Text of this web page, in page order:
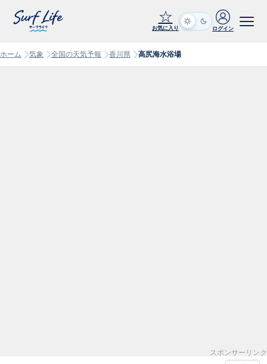
☆
お気に入り ログイン
ホーム 気象 全国の天気予報 香川県 高尻海水浴場
スポンサーリンク